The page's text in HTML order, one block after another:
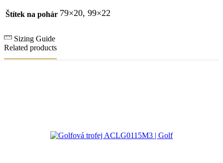
Štítek na pohár 79×20, 99×22
Sizing Guide
Related products